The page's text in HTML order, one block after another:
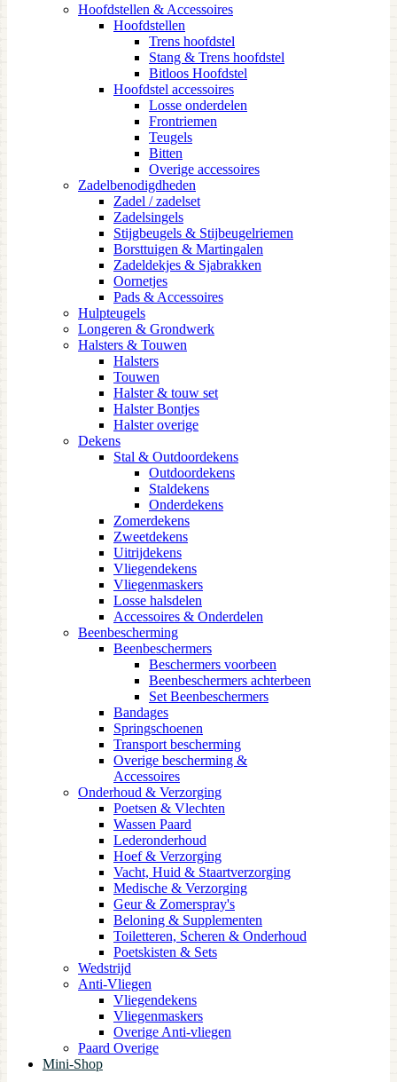
Hoofdstellen & Accessoires
Hoofdstellen
Trens hoofdstel
Stang & Trens hoofdstel
Bitloos Hoofdstel
Hoofdstel accessoires
Losse onderdelen
Frontriemen
Teugels
Bitten
Overige accessoires
Zadelbenodigdheden
Zadel / zadelset
Zadelsingels
Stijgbeugels & Stijbeugelriemen
Borsttuigen & Martingalen
Zadeldekjes & Sjabrakken
Oornetjes
Pads & Accessoires
Hulpteugels
Longeren & Grondwerk
Halsters & Touwen
Halsters
Touwen
Halster & touw set
Halster Bontjes
Halster overige
Dekens
Stal & Outdoordekens
Outdoordekens
Staldekens
Onderdekens
Zomerdekens
Zweetdekens
Uitrijdekens
Vliegendekens
Vliegenmaskers
Losse halsdelen
Accessoires & Onderdelen
Beenbescherming
Beenbeschermers
Beschermers voorbeen
Beenbeschermers achterbeen
Set Beenbeschermers
Bandages
Springschoenen
Transport bescherming
Overige bescherming &
Accessoires
Onderhoud & Verzorging
Poetsen & Vlechten
Wassen Paard
Lederonderhoud
Hoef & Verzorging
Vacht, Huid & Staartverzorging
Medische & Verzorging
Geur & Zomerspray's
Beloning & Supplementen
Toiletteren, Scheren & Onderhoud
Poetskisten & Sets
Wedstrijd
Anti-Vliegen
Vliegendekens
Vliegenmaskers
Overige Anti-vliegen
Paard Overige
Mini-Shop